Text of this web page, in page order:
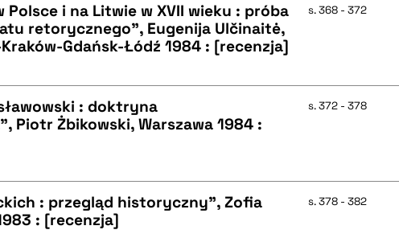
i na Litwie w XVII wieku : próba
retorycznego", Eugenija Ulčinaitė,
Gdańsk-Łódź 1984 : [recenzja]
s. 368 - 372
: doktryna
Piotr Żbikowski, Warszawa 1984 :
s. 372 - 378
: przegląd historyczny", Zofia
: [recenzja]
s. 378 - 382